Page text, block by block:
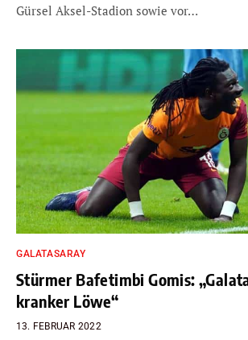
Gürsel Aksel-Stadion sowie vor…
GALATASARAY
Stürmer Bafetimbi Gomis:
kranker Löwe“
13. FEBRUAR 2022